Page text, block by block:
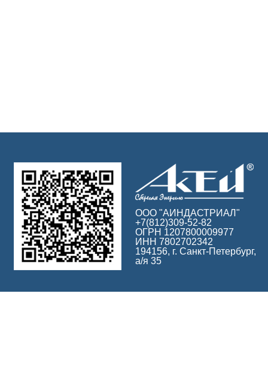
ООО "АИНДАСТРИАЛ"
+7(812)309-52-82
ОГРН 1207800009977
ИНН 7802702342
194156, г. Санкт-Петербург,
а/я 35